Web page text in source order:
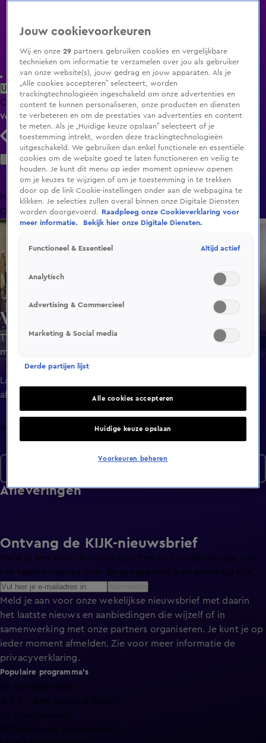
Uitzending Gemist Populaire programma's Zenders Genres
ClipsFilmsRadioSmart TV inlogShop
Volg KIJK
Zoeken
HomeUitzending Gemist Programma's De Bondgenoten
OranjezomerLivestreamsShop
Wat eten we?
TV-kok Roberta Pagnier zet elke werkdag een lekkere,
makkelijk te bereiden en gezonde maaltijd op tafel. Ze
maakt bekende klassiekers met een twist.
Laatste
aflevering
Afleveringen
Afleveringen
Ontvang de KIJK-nieuwsbrief
Meld je aan voor de nieuwsbrief en blijf op de hoogte van
het laatste nieuws over de programma’s en series op KIJK.
Meld je aan voor onze wekelijkse nieuwsbrief met daarin
het laatste nieuws en aanbiedingen die wijzelf of in
samenwerking met onze partners organiseren. Je kunt je op
ieder moment afmelden. Zie voor meer informatie de
privacyverklaring.
Populaire programma's
De Bondgenoten
A.S.S. - Anti Survival Show
De Oranjezomer
Mi Dushi: wat is dan liefde?
Jouw cookievoorkeuren
Wij en onze29 partners gebruiken cookies en vergelijkbare
technieken om informatie te verzamelen over jou als gebruiker
van onze website(s), jouw gedrag en jouw apparaten. Als je
„Alle cookies accepteren” selecteert, worden
trackingtechnologieën ingeschakeld om onze advertenties en
content te kunnen personaliseren, onze producten en diensten
te verbeteren en om de prestaties van advertenties en content
te meten. Als je „Huidige keuze opslaan” selecteert of je
toestemming intrekt, worden deze trackingtechnologieën
uitgeschakeld. We gebruiken dan enkel functionele en essentiële
cookies om de website goed te laten functioneren en veilig te
houden. Je kunt dit menu op ieder moment opnieuw openen
om je keuzes te wijzigen of om je toestemming in te trekken
door op de link Cookie-instellingen onder aan de webpagina te
klikken. Je selecties zullen overal binnen onze Digitale Diensten
worden doorgevoerd.
Raadpleeg onze Cookieverklaring voor
meer informatie.
Bekijk hier onze Digitale Diensten.
Functioneel & Essentieel Altijd actief
Analytisch
Advertising & Commercieel
Marketing & Social media
Derde partijen lijst
Alle cookies accepteren
Huidige keuze opslaan
Voorkeuren beheren